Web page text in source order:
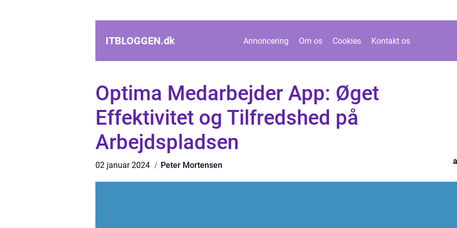
ITBLOGGEN.dk Annoncering Om os Cookies Kontakt os
Optima Medarbejder App: Øget
Effektivitet og Tilfredshed på
Arbejdspladsen
02 januar 2024 Peter Mortensen